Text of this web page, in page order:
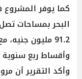
كما يوفر
وأقساط ربع سنوية تبلغ 539
وأكد التقرير أن